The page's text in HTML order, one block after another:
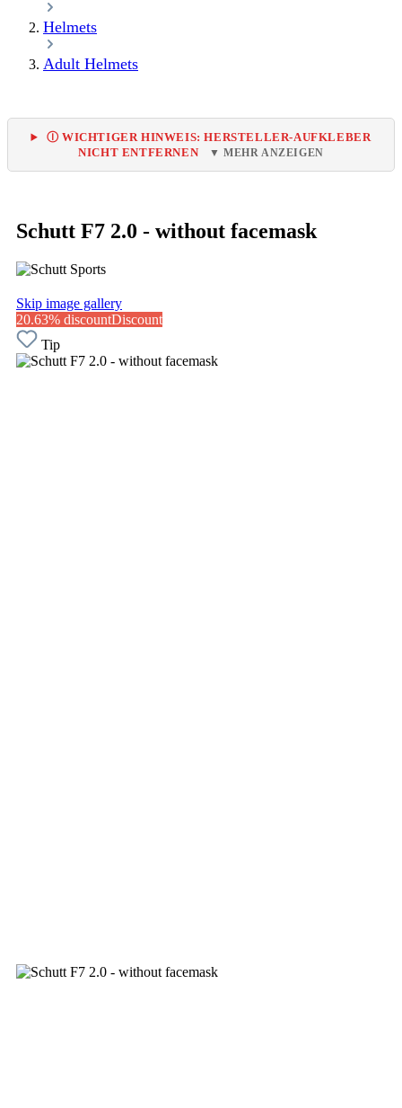
Helmets
Adult Helmets
Ⓘ WICHTIGER HINWEIS: HERSTELLER-AUFKLEBER
NICHT ENTFERNEN
▼ MEHR ANZEIGEN
Schutt F7 2.0 - without facemask
Skip image gallery
20.63% discountDiscount
Tip